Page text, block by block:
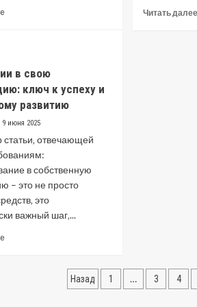
Read
Казахстане:
руководство
для
начинающих
Читать далее
в свою
ключ к успеху и
развитию
9 июня 2025
отвечающей
в собственную
– это не просто
это
важный шаг‚...
Read
Пагинация
Назад 1 … 3 4